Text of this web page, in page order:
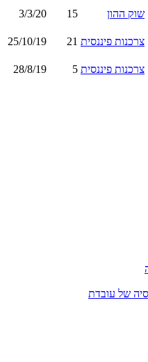
שוק ההון 15
3/3/20
צרכנות פיננסית 21
25/10/19
צרכנות פיננסית 5
28/8/19
של עובדת